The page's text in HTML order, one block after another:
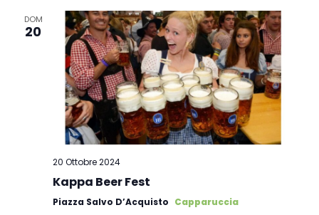
DOM
20
20 Ottobre 2024
Kappa Beer Fest
Piazza Salvo D’Acquisto Capparuccia